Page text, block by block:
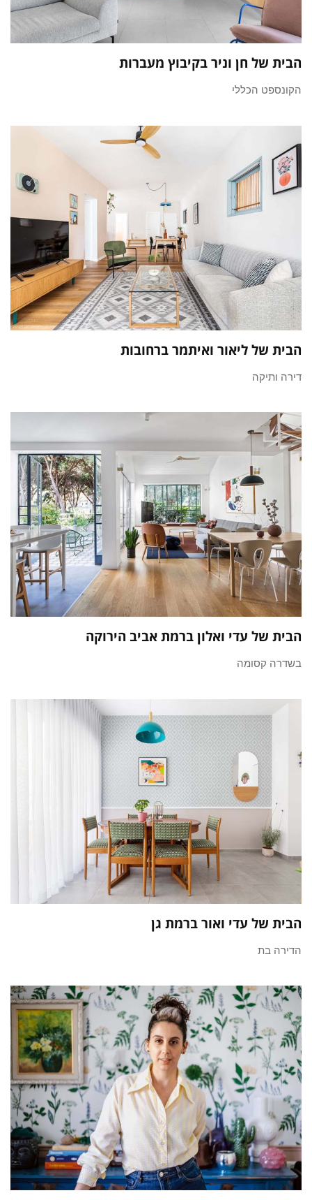
הבית של חן וניר בקיבוץ מעברות
הקונספט הכללי
הבית של ליאור ואיתמר ברחובות
דירה ותיקה
הבית של עדי ואלון ברמת אביב הירוקה
בשדרה קסומה
הבית של עדי ואור ברמת גן
הדירה בת